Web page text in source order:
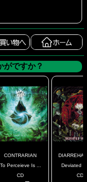
がですか？
CONTRARIAN
To Perceieve Is ...
CD
DIARREHA
Deviated
CD